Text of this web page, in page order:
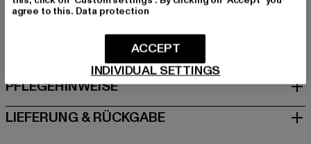
DE
GRÖSSE & PASSFORM
PFLEGEHINWEISE
LIEFERUNG & RÜCKGABE
agree to this. Data protection
INDIVIDUAL SETTINGS
ACCEPT